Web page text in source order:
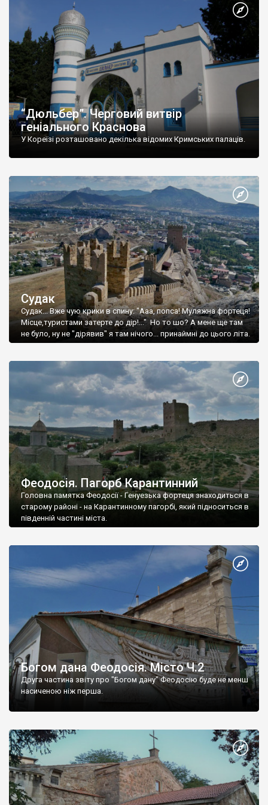
“Дюльбер”. Черговий витвір
геніального Краснова
У Кореїзі розташовано декілька відомих Кримських палаців.
Судак
Судак... Вже чую крики в спину: "Ааа, попса! Муляжна фортеця!
Місце,туристами затерте до дір!..." Но то шо? А мене ще там
не було, ну не "дірявив" я там нічого... принаймні до цього літа.
Феодосія. Пагорб Карантинний
Головна памятка Феодосії - Генуезька фортеця знаходиться в
старому районі - на Карантинному пагорбі, який підноситься в
південній частині міста.
Богом дана Феодосія. Місто Ч.2
Друга частина звіту про "Богом дану" Феодосію буде не менш
насиченою ніж перша.